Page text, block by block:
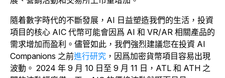
隨着數字時代的不斷發展，AI 日益塑造我們的生活，投資
項目的核心 AIC 代幣可能會因爲 AI 和 VR/AR 相關產品的
需求增加而盈利。儘管如此，我們強烈建議您在投資 AI
Companions 之前進行研究 ，因爲加密貨幣項目容易出現
波動。 2024 年 9 月 10 日至 9 月 11 日，ATL 和 ATH 之